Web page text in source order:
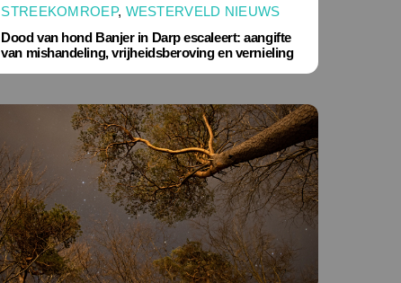
STREEKOMROEP, WESTERVELD NIEUWS
Dood van hond Banjer in Darp escaleert: aangifte
van mishandeling, vrijheidsberoving en vernieling